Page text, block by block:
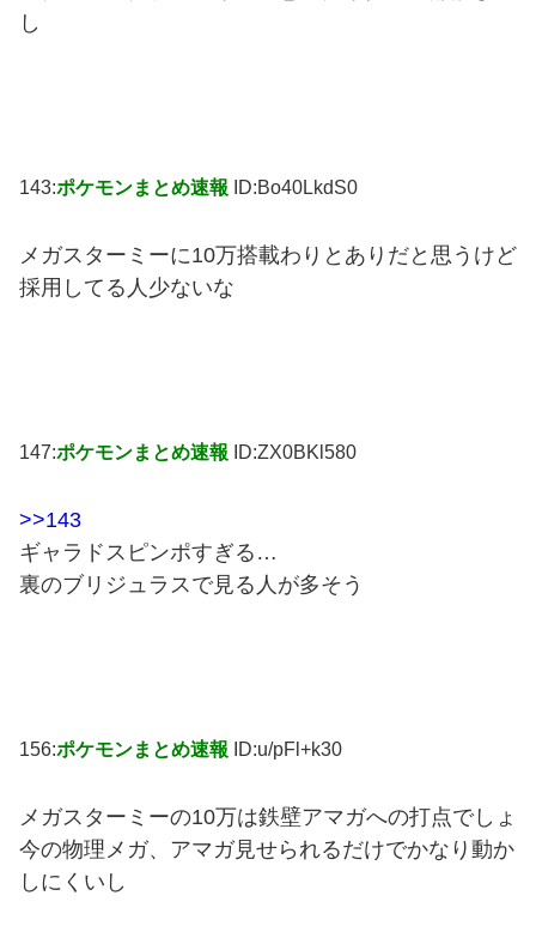
し
143:ポケモンまとめ速報 ID:Bo40LkdS0
メガスターミーに10万搭載わりとありだと思うけど
採用してる人少ないな
147:ポケモンまとめ速報 ID:ZX0BKl580
>>143
ギャラドスピンポすぎる…
裏のブリジュラスで見る人が多そう
156:ポケモンまとめ速報 ID:u/pFl+k30
メガスターミーの10万は鉄壁アマガへの打点でしょ
今の物理メガ、アマガ見せられるだけでかなり動か
しにくいし